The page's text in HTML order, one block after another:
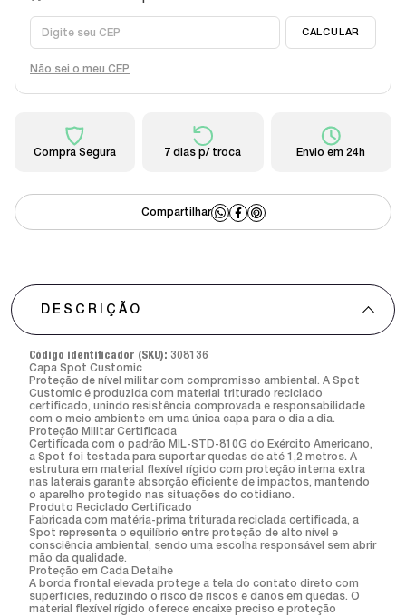
Não sei o meu CEP
Compra Segura 7 dias p/ troca Envio em 24h
DESCRIÇÃO
Código identificador (SKU): 308136
Capa Spot Customic
Proteção de nível militar com compromisso ambiental. A Spot
Customic é produzida com material triturado reciclado
certificado, unindo resistência comprovada e responsabilidade
com o meio ambiente em uma única capa para o dia a dia.
Proteção Militar Certificada
Certificada com o padrão MIL-STD-810G do Exército Americano,
a Spot foi testada para suportar quedas de até 1,2 metros. A
estrutura em material flexível rígido com proteção interna extra
nas laterais garante absorção eficiente de impactos, mantendo
o aparelho protegido nas situações do cotidiano.
Produto Reciclado Certificado
Fabricada com matéria-prima triturada reciclada certificada, a
Spot representa o equilíbrio entre proteção de alto nível e
consciência ambiental, sendo uma escolha responsável sem abrir
mão da qualidade.
Proteção em Cada Detalhe
A borda frontal elevada protege a tela do contato direto com
superfícies, reduzindo o risco de riscos e danos em quedas. O
material flexível rígido oferece encaixe preciso e proteção